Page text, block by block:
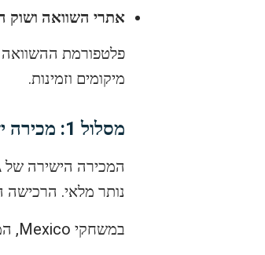
אתרי השוואה ושוק
פלטפורמת
מיקומים וזמינות.
מסלול 1: מכירה ישירה דרך FIFA
המכירה הישירה של FIFA היא האופציה העיקרית ל
נותר מלאי. הרכישה
במשחקי Mexico, המסלול גמיש וברור — קונה ישירות מהטורניר במחיר נקוב. אפשר לבחור משחק, קטגוריה ומיקום כשיש מלאי.